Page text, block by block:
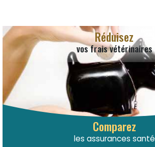
Réduisez
vos frais vétérinaires
Comparez
les assurances santé